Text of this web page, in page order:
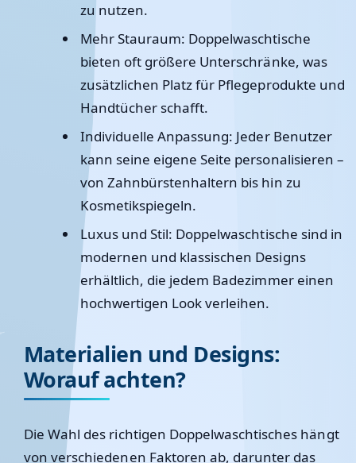
zu nutzen.
Mehr Stauraum: Doppelwaschtische
bieten oft größere Unterschränke, was
zusätzlichen Platz für Pflegeprodukte und
Handtücher schafft.
Individuelle Anpassung: Jeder Benutzer
kann seine eigene Seite personalisieren –
von Zahnbürstenhaltern bis hin zu
Kosmetikspiegeln.
Luxus und Stil: Doppelwaschtische sind in
modernen und klassischen Designs
erhältlich, die jedem Badezimmer einen
hochwertigen Look verleihen.
Materialien und Designs:
Worauf achten?
Die Wahl des richtigen Doppelwaschtisches hängt
von verschiedenen Faktoren ab, darunter das